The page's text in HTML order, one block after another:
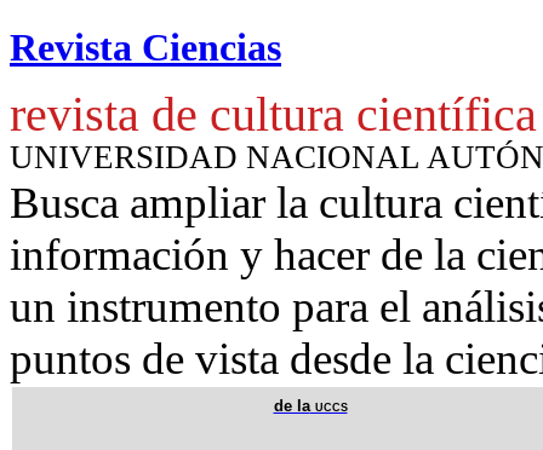
Revista Ciencias
revista de cultura científica
UNIVERSIDAD NACIONAL
Busca ampliar la cultura
información y hacer de la
un instrumento para el
puntos de vista desde la
de lauccs